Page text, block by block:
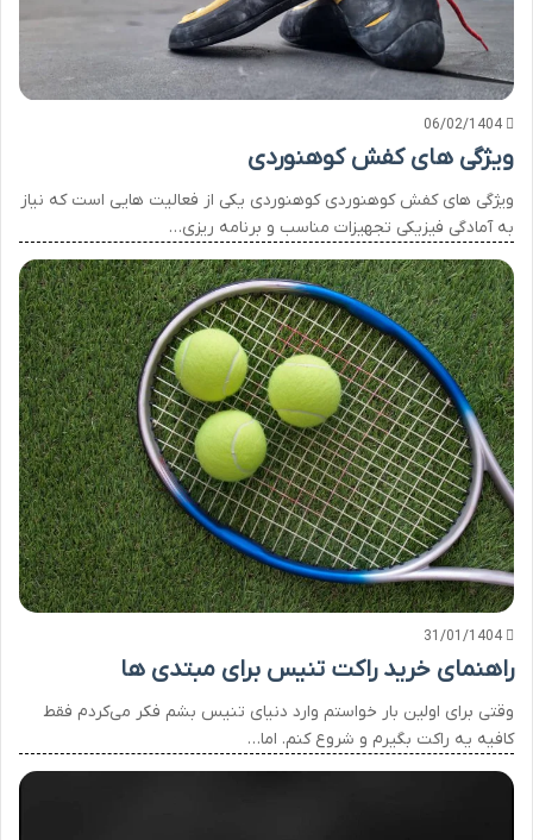
06/02/1404
ویژگی های کفش کوهنوردی
ویژگی های کفش کوهنوردی کوهنوردی یکی از فعالیت هایی است که نیاز
به آمادگی فیزیکی تجهیزات مناسب و برنامه ریزی…
31/01/1404
راهنمای خرید راکت تنیس برای مبتدی ها
وقتی برای اولین بار خواستم وارد دنیای تنیس بشم فکر می‌کردم فقط
کافیه یه راکت بگیرم و شروع کنم. اما…